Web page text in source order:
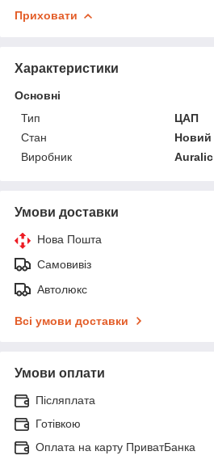
Приховати
Характеристики
Основні
Тип
ЦАП
Стан
Новий
Виробник
Auralic
Умови доставки
Нова Пошта
Самовивіз
Автолюкс
Всі умови доставки
Умови оплати
Післяплата
Готівкою
Оплата на карту ПриватБанка